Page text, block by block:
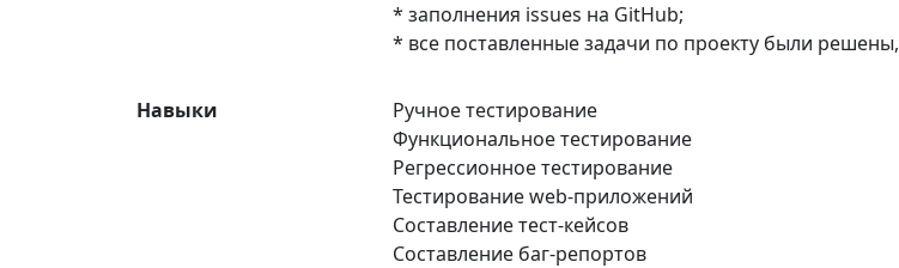
* заполнения issues на GitHub;
* все поставленные задачи по проекту были
Навыки
Ручное тестирование
Функциональное тестирование
Регрессионное тестирование
Тестирование web-приложений
Составление тест-кейсов
Составление баг-репортов